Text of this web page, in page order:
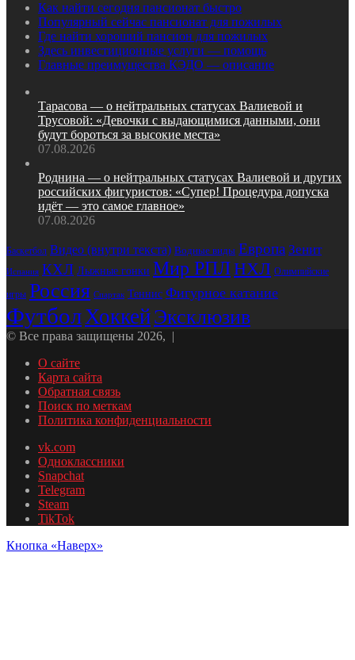
Как найти сегодня пансионат быстро
Популярный сейчас пансионат для пожилых
Где найти хороший пансион для пожилых
Здесь инвестиционные услуги — помощь
Главные преимущества КЭДО — описание
Тарасова — о нейтральных статусах Валиевой и
Трусовой: «Девочки с выдающимися данными, они
будут бороться за высокие места»
07.08.2026
Роднина — о нейтральных статусах Валиевой и других
российских фигуристов: «Супер! Процедура допуска
идёт — это самое главное»
07.08.2026
Баскетбол Видео (внутри текста) Водные виды Европа Зенит
Испания КХЛ Лыжные гонки Мир РПЛНХЛ Олимпийские
игры Россия Спартак Теннис Фигурное катание
ФутболХоккейЭксклюзив
© Все права защищены 2026, |
О сайте
Карта сайта
Обратная связь
Поиск по меткам
Политика конфиденциальности
vk.com
Одноклассники
Snapchat
Telegram
Steam
TikTok
Кнопка «Наверх»